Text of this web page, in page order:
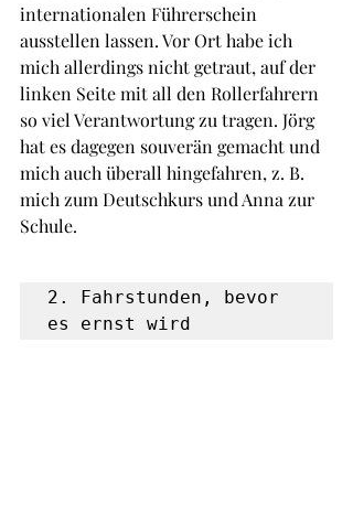
internationalen Führerschein
ausstellen lassen. Vor Ort habe ich
mich allerdings nicht getraut, auf der
linken Seite mit all den Rollerfahrern
so viel Verantwortung zu tragen. Jörg
hat es dagegen souverän gemacht und
mich auch überall hingefahren, z. B.
mich zum Deutschkurs und Anna zur
Schule.
2. Fahrstunden, bevor
es ernst wird